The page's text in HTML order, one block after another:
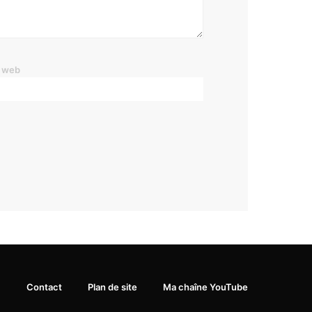
web
Contact Plan de site Ma chaîne YouTube